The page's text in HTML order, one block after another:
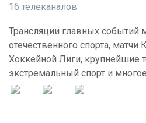
16 телеканалов
Трансляции главных событий
отечественного спорта, матчи
Хоккейной Лиги, крупнейшие
экстремальный спорт и